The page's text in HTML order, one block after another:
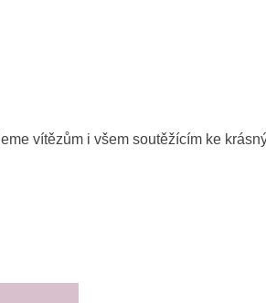
vítězům i všem soutěžícím ke